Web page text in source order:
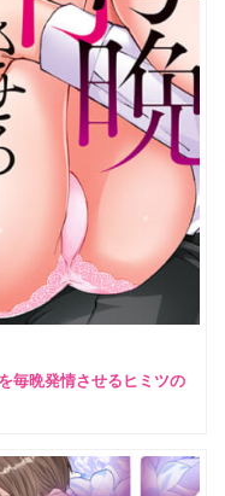
毎晩発情させるヒミツの